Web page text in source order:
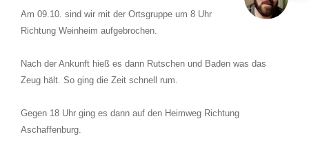
Am 09.10. sind wir mit der Ortsgruppe um 8 Uhr
Richtung Weinheim aufgebrochen.
Nach der Ankunft hieß es dann Rutschen und Baden was das
Zeug hält. So ging die Zeit schnell rum.
Gegen 18 Uhr ging es dann auf den Heimweg Richtung
Aschaffenburg.